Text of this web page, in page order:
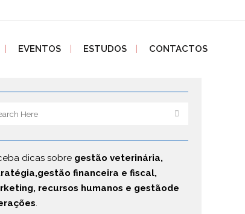
EVENTOS ESTUDOS CONTACTOS
dicas sobre gestão veterinária,
financeira e fiscal,
recursos humanos e gestãode
.